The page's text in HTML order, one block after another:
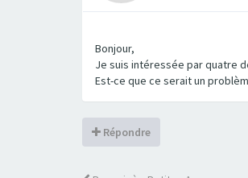
Bonjour,
Je suis intéressée par quatre
Est-ce que ce serait un
Répondre